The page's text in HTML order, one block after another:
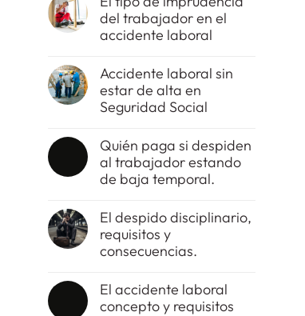
del trabajador en el
accidente laboral
hay
comentarios
en
El
tipo
imprudencia
del
trabajador
en
el
laboral
Accidente laboral sin
estar de alta en
Seguridad Social
hay
comentarios
en
Accidente
laboral
estar
de
alta
Seguridad
Quién paga si despiden
al trabajador estando
de baja temporal.
hay
comentarios
en
Quién
paga
despiden
al
trabajador
El despido disciplinario,
requisitos y
consecuencias.
hay
comentarios
en
El accidente laboral
concepto y requisitos